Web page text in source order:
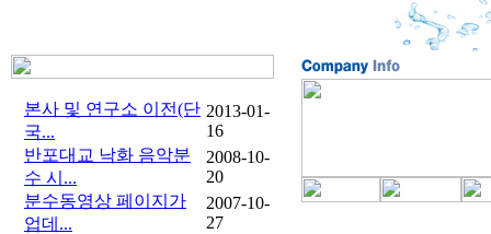
본사 및 연구소 이전(단
국...
2013-01-
16
반포대교 낙화 음악분
수 시...
2008-10-
20
분수동영상 페이지가
업데...
2007-10-
27